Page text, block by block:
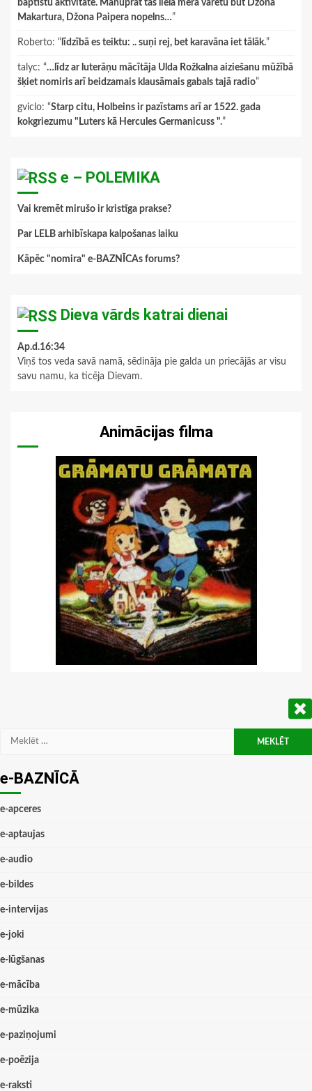
baptistu aktivitāte. Manuprāt tas lielā mērā varētu būt Džona
Makartura, Džona Paipera nopelns…”
Roberto: “ līdzībā es teiktu: .. suņi rej, bet karavāna iet tālāk.”
talyc: “…līdz ar luterāņu mācītāja Ulda Rožkalna aiziešanu mūžībā
šķiet nomiris arī beidzamais klausāmais gabals tajā radio”
gviclo: “Starp citu, Holbeins ir pazīstams arī ar 1522. gada
kokgriezumu "Luters kā Hercules Germanicuss ".”
e – POLEMIKA
Vai kremēt mirušo ir kristīga prakse?
Par LELB arhibīskapa kalpošanas laiku
Kāpēc "nomira" e-BAZNĪCAs forums?
Dieva vārds katrai dienai
Ap.d.16:34
Viņš tos veda savā namā, sēdināja pie galda un priecājās ar visu
savu namu, ka ticēja Dievam.
Animācijas filma
Meklēt:
e-BAZNĪCĀ
e-apceres
e-aptaujas
e-audio
e-bildes
e-intervijas
e-joki
e-lūgšanas
e-mācība
e-mūzika
e-paziņojumi
e-poēzija
e-raksti